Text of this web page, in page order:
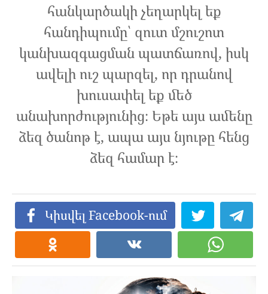
հանկարծակի չեղարկել եք
հանդիպումը՝ զուտ մշուշոտ
կանխազգացման պատճառով, իսկ
ավելի ուշ պարզել, որ դրանով
խուսափել եք մեծ
անախորժությունից։ Եթե այս ամենը
ձեզ ծանոթ է, ապա այս նյութը հենց
ձեզ համար է։
Կիսվել Facebook-ում